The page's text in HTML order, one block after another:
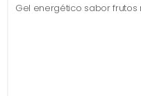
Gel energético sabor frutos